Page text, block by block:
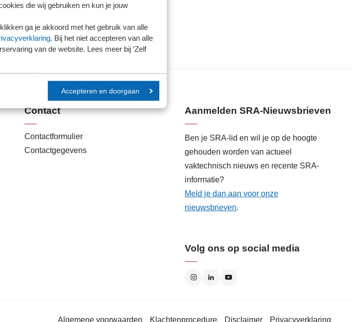
die wij gebruiken en kun je jouw
ga je akkoord met het gebruik van alle
. Bij het niet accepteren van alle
van de website. Lees meer bij ‘Zelf
Accepteren en doorgaan
Contact
Contactformulier
Contactgegevens
Aanmelden SRA-Nieuwsbrieven
Ben je SRA-lid en wil je op de hoogte
gehouden worden van actueel
vaktechnisch nieuws en recente SRA-
informatie?
Meld je dan aan voor onze
nieuwsbrieven.
Volg ons op social media
Algemene voorwaarden Klachtenprocedure Disclaimer Privacyverklaring